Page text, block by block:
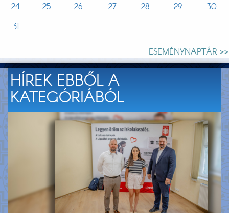
24
25 26 27 28 29
30
31
ESEMÉNYNAPTÁR >>
HÍREK EBBŐL A
KATEGÓRIÁBÓL